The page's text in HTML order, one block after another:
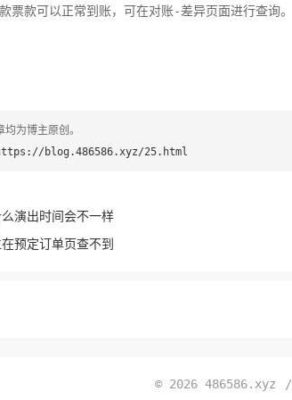
票款可以正常到账，可在对账-差异页面进行查询。
为博主原创。
blog.486586.xyz/25.html
演出时间会不一样
预定订单页查不到
© 2026 486586.xyz /